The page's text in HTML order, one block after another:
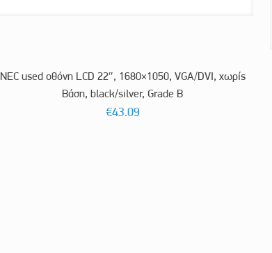
NEC used οθόνη LCD 22″, 1680×1050, VGA/DVI, χωρίς
Βάση, black/silver, Grade B
€43.09